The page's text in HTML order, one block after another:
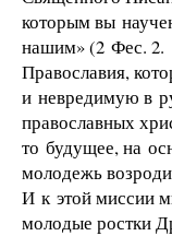
которым вы
нашим» (2 Фес. 2.
Православия,
и невредимую в
православных
то будущее, на
молодежь
И к этой миссии
молодые ростки